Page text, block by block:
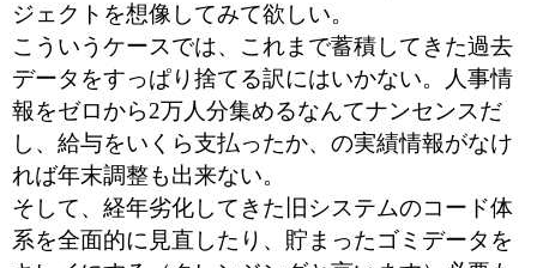
ジェクトを想像してみて欲しい。
こういうケースでは、これまで蓄積してきた過去
データをすっぱり捨てる訳にはいかない。人事情
報をゼロから2万人分集めるなんてナンセンスだ
し、給与をいくら支払ったか、の実績情報がなけ
れば年末調整も出来ない。
そして、経年劣化してきた旧システムのコード体
系を全面的に見直したり、貯まったゴミデータを